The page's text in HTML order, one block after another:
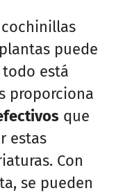
puede
está
proporciona
que
estas
Con
se pueden